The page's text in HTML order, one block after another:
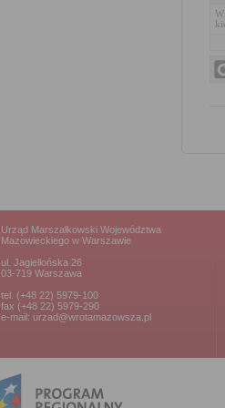
Urząd Marszałkowski Województwa
Mazowieckiego w Warszawie
ul. Jagiellońska 26
03-719 Warszawa
tel. (+48 22) 5979-100
fax (+48 22) 5979-290
e-mail: urzad@wrotamazowsza.pl